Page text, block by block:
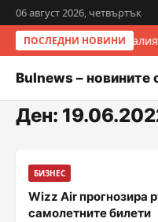
06 август 2026, четвъртък
ПОСЛЕДНИ НОВИНИ
Bulnews – новините
Ден:
БИЗНЕС
Wizz Air прогнозира
самолетните билети